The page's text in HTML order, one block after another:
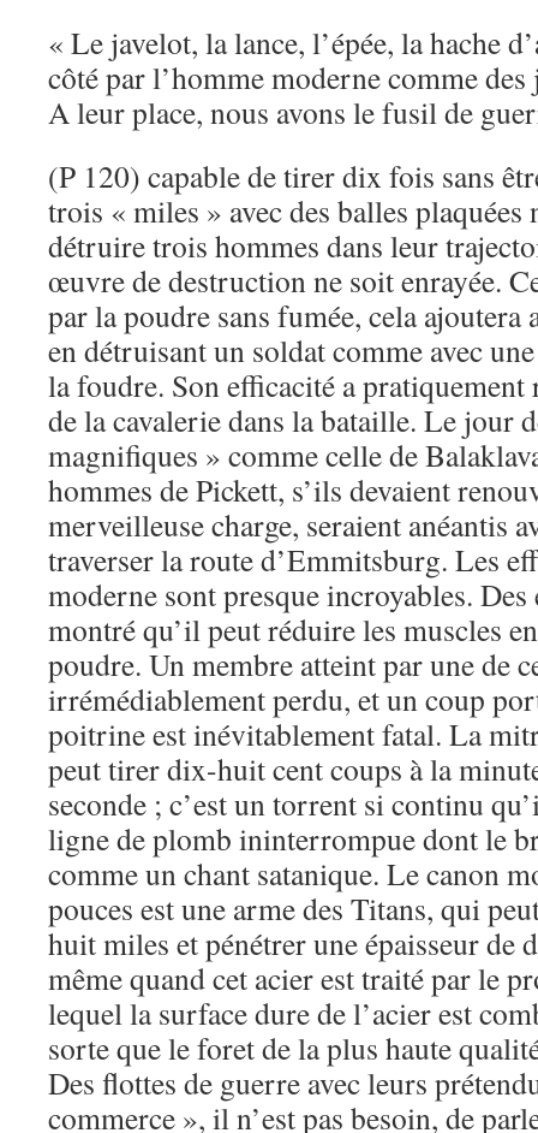
« Le javelot, la lance, l’épée, la hache
côté par l’homme moderne comme des
A leur place, nous avons le fusil de
(P 120) capable de tirer dix fois sans
trois « miles » avec des balles
détruire trois hommes dans leur
œuvre de destruction ne soit enrayée.
par la poudre sans fumée, cela ajoutera
en détruisant un soldat comme avec
la foudre. Son efficacité a pratiquement
de la cavalerie dans la bataille. Le jour
magnifiques » comme celle de
hommes de Pickett, s’ils devaient
merveilleuse charge, seraient anéantis
traverser la route d’Emmitsburg. Les
moderne sont presque incroyables.
montré qu’il peut réduire les muscles
poudre. Un membre atteint par une de
irrémédiablement perdu, et un coup
poitrine est inévitablement fatal. La
peut tirer dix-huit cent coups à la
seconde ; c’est un torrent si continu
ligne de plomb ininterrompue dont le
comme un chant satanique. Le canon
pouces est une arme des Titans, qui
huit miles et pénétrer une épaisseur de
même quand cet acier est traité par le
lequel la surface dure de l’acier est
sorte que le foret de la plus haute
Des flottes de guerre avec leurs
commerce », il n’est pas besoin, de